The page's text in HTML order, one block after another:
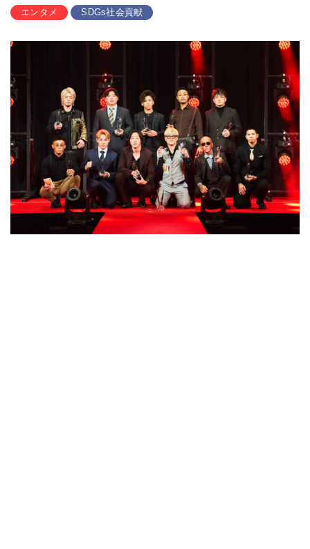
エンタメ SDGs社会貢献